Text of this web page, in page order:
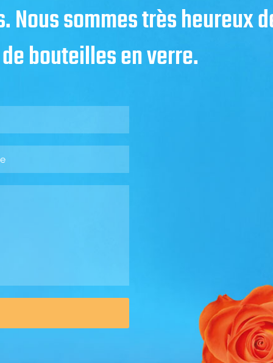
Nous sommes très heureux
bouteilles en verre.